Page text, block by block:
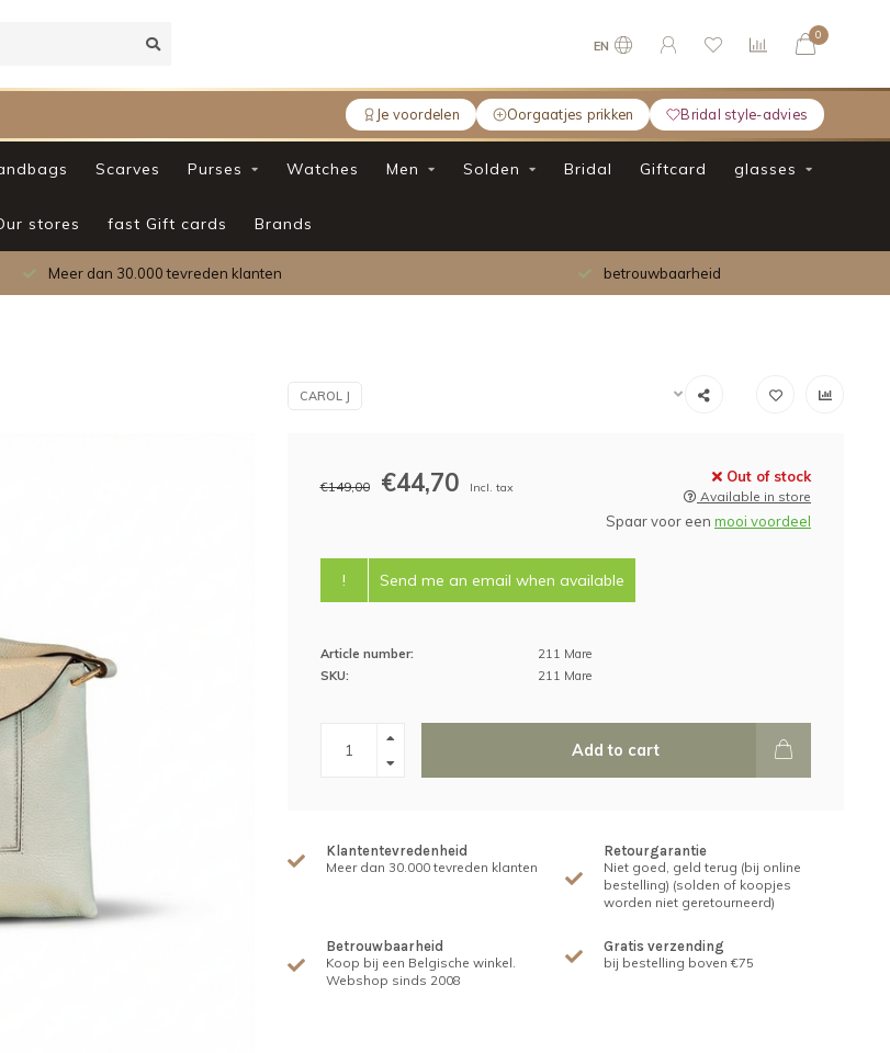
Je voordelen Oorgaatjes prikken Bridal style-advies
EN
0
Scarves Purses Watches Men Solden Bridal Giftcard glasses
stores fast Gift cards Brands
Meer dan 30.000 tevreden klanten betrouwbaarheid
CAROL J
€149,00 €44,70 Incl. tax
Out of stock
Available in store
Spaar voor een mooi voordeel
! Send me an email when available
Article number:
211 Mare
SKU:
211 Mare
Add to cart
Klantentevredenheid
Meer dan 30.000 tevreden klanten
Retourgarantie
Niet goed, geld terug (bij online
bestelling) (solden of koopjes
worden niet geretourneerd)
Betrouwbaarheid
Koop bij een Belgische winkel.
Webshop sinds 2008
Gratis verzending
bij bestelling boven €75